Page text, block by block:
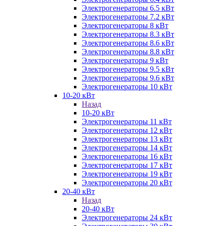
Электрогенераторы 6.5 кВт
Электрогенераторы 7.2 кВт
Электрогенераторы 8 кВт
Электрогенераторы 8.3 кВт
Электрогенераторы 8.6 кВт
Электрогенераторы 8.8 кВт
Электрогенераторы 9 кВт
Электрогенераторы 9.5 кВт
Электрогенераторы 9.6 кВт
Электрогенераторы 10 кВт
10-20 кВт
Назад
10-20 кВт
Электрогенераторы 11 кВт
Электрогенераторы 12 кВт
Электрогенераторы 13 кВт
Электрогенераторы 14 кВт
Электрогенераторы 16 кВт
Электрогенераторы 17 кВт
Электрогенераторы 19 кВт
Электрогенераторы 20 кВт
20-40 кВт
Назад
20-40 кВт
Электрогенераторы 24 кВт